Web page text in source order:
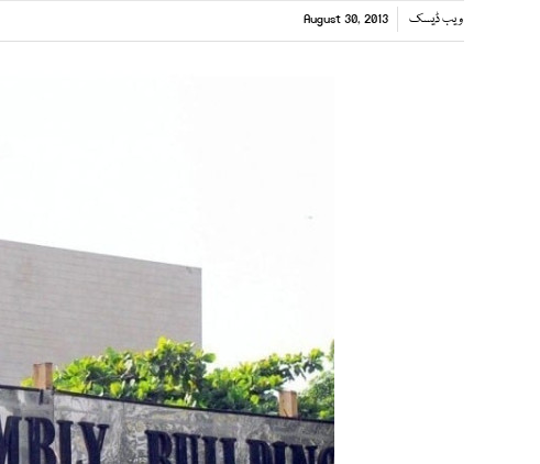
ویب ڈیسک August 30, 2013